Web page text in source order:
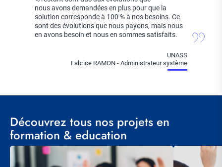
nous avons demandées en plus pour que la
solution corresponde à 100 % à nos besoins. Ce
sont des évolutions que nous payons, mais nous
en avons besoin et nous en sommes satisfaits.
UNASS
Fabrice RAMON - Administrateur système
Découvrez tous nos projets en
formation & education
Visuel
Visuel
principal